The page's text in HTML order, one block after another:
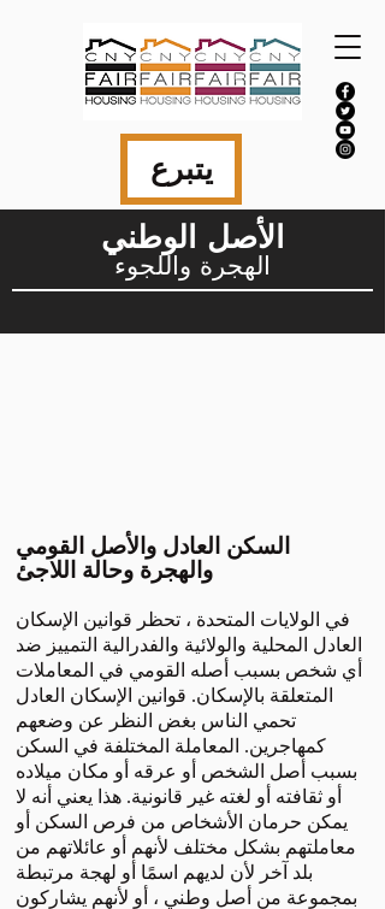
يتبرع
الأصل الوطني
الهجرة واللجوء
السكن العادل والأصل القومي
والهجرة وحالة اللاجئ
في الولايات المتحدة ، تحظر قوانين الإسكان
العادل المحلية والولائية والفدرالية التمييز ضد
أي شخص بسبب أصله القومي في المعاملات
المتعلقة بالإسكان. قوانين الإسكان العادل
تحمي الناس بغض النظر عن وضعهم
كمهاجرين. المعاملة المختلفة في السكن
بسبب أصل الشخص أو عرقه أو مكان ميلاده
أو ثقافته أو لغته غير قانونية. هذا يعني أنه لا
يمكن حرمان الأشخاص من فرص السكن أو
معاملتهم بشكل مختلف لأنهم أو عائلاتهم من
بلد آخر لأن لديهم اسمًا أو لهجة مرتبطة
بمجموعة من أصل وطني ، أو لأنهم يشاركون